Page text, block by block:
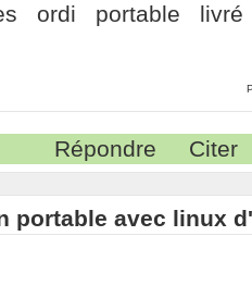
ordi portable
Répondre Citer
portable avec linux